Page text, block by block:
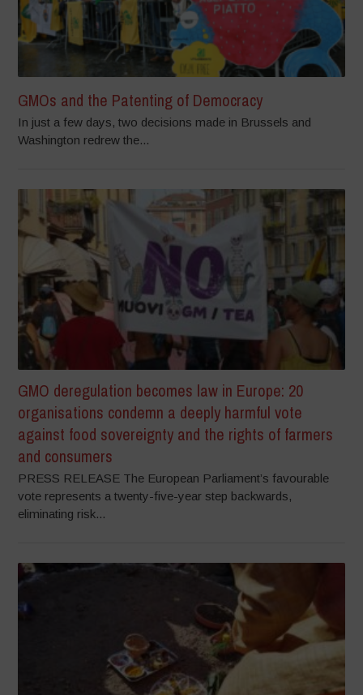
GMOs and the Patenting of Democracy
In just a few days, two decisions made in Brussels and
Washington redrew the...
GMO deregulation becomes law in Europe: 20
organisations condemn a deeply harmful vote
against food sovereignty and the rights of farmers
and consumers
PRESS RELEASE The European Parliament’s favourable
vote represents a twenty-five-year step backwards,
eliminating risk...